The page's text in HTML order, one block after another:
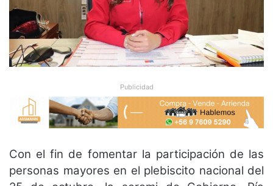
Publicidad
Con el fin de fomentar la participación de las
personas mayores en el plebiscito nacional del